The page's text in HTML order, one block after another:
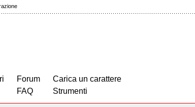
Forum
FAQ
Carica un carattere
Strumenti